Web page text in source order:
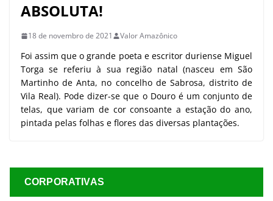
ABSOLUTA!
18 de novembro de 2021 Valor Amazônico
Foi assim que o grande poeta e escritor duriense Miguel
Torga se referiu à sua região natal (nasceu em São
Martinho de Anta, no concelho de Sabrosa, distrito de
Vila Real). Pode dizer-se que o Douro é um conjunto de
telas, que variam de cor consoante a estação do ano,
pintada pelas folhas e flores das diversas plantações.
CORPORATIVAS